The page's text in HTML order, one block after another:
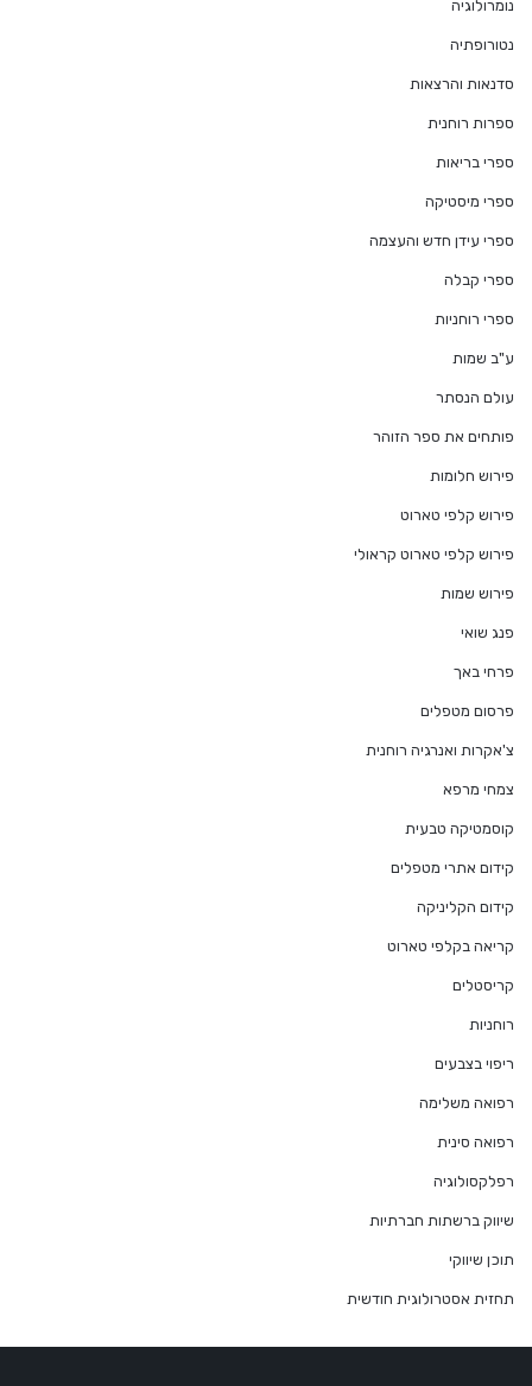
נומרולוגיה
נטורופתיה
סדנאות והרצאות
ספרות רוחנית
ספרי בריאות
ספרי מיסטיקה
ספרי עידן חדש והעצמה
ספרי קבלה
ספרי רוחניות
ע"ב שמות
עולם הנסתר
פותחים את ספר הזוהר
פירוש חלומות
פירוש קלפי טארוט
פירוש קלפי טארוט קראולי
פירוש שמות
פנג שואי
פרחי באך
פרסום מטפלים
צ'אקרות ואנרגיה רוחנית
צמחי מרפא
קוסמטיקה טבעית
קידום אתרי מטפלים
קידום הקליניקה
קריאה בקלפי טארוט
קריסטלים
רוחניות
ריפוי בצבעים
רפואה משלימה
רפואה סינית
רפלקסולוגיה
שיווק ברשתות חברתיות
תוכן שיווקי
תחזית אסטרולוגית חודשית